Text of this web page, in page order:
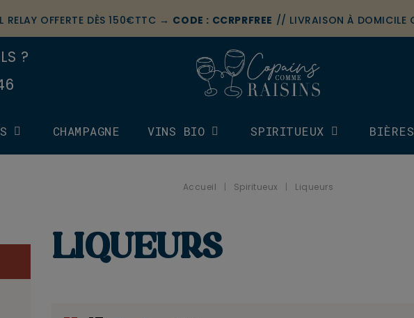
RELAY OFFERTE DÈS 150€TTC → CODE : CCRPRFREE // LIVRAISON À
?
CHAMPAGNE VINS BIO SPIRITUEUX BIÈRES
Accueil Spiritueux Liqueurs
LIQUEURS